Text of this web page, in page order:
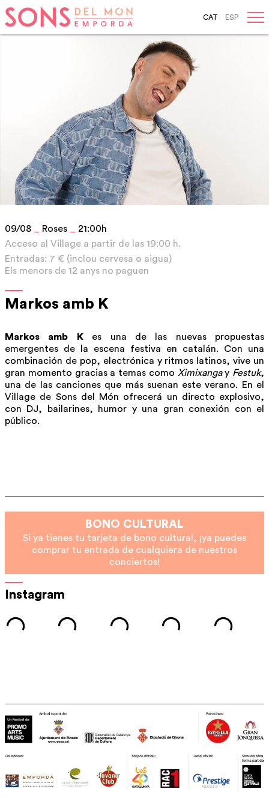
CAT ESP
09/08 Roses
21:00h
Acceso al Village a partir de las 19:00 h.
Entradas: 7 € (inclou cervesa o aigua)
Els menors de 12 anys no paguen
Markos amb K
Markos amb Kes una de las nuevas propuestas
emergentes de la escena festiva en catalán. Con una
combinación de pop, electrónica y ritmos latinos, vive un
gran momento gracias a temas como Ximixangay Festuk,
una de las canciones que más suenan este verano. En el
Village de Sons del Món ofrecerá un directo explosivo,
con DJ, bailarines, humor y una gran conexión con el
público.
BONO CULTURAL
Si ya tienes tu tarjeta de bono cultural, ¡ya puedes
comprar tu entrada de cualquiera de nuestros
conciertos!
Instagram